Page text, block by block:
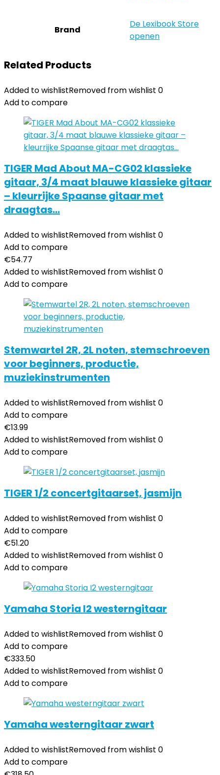
Brand
De Lexibook Store
openen
Related Products
Added to wishlistRemoved from wishlist 0
Add to compare
TIGER Mad About MA-CG02 klassieke
gitaar, 3/4 maat blauwe klassieke gitaar
– kleurrijke Spaanse gitaar met
draagtas…
Added to wishlistRemoved from wishlist 0
Add to compare
€54.77
Added to wishlistRemoved from wishlist 0
Add to compare
Stemwartel 2R, 2L noten, stemschroeven
voor beginners, productie,
muziekinstrumenten
Added to wishlistRemoved from wishlist 0
Add to compare
€13.99
Added to wishlistRemoved from wishlist 0
Add to compare
TIGER 1/2 concertgitaarset, jasmijn
Added to wishlistRemoved from wishlist 0
Add to compare
€51.20
Added to wishlistRemoved from wishlist 0
Add to compare
Yamaha Storia I2 westerngitaar
Added to wishlistRemoved from wishlist 0
Add to compare
€333.50
Added to wishlistRemoved from wishlist 0
Add to compare
Yamaha westerngitaar zwart
Added to wishlistRemoved from wishlist 0
Add to compare